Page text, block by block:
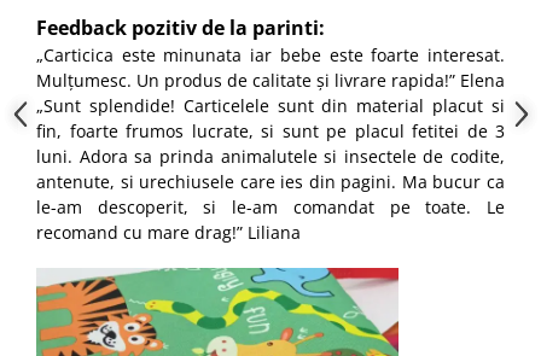
Feedback pozitiv de la parinti:
„Carticica este minunata iar bebe este foarte interesat.
Mulțumesc. Un produs de calitate și livrare rapida!” Elena
„Sunt splendide! Carticelele sunt din material placut si
fin, foarte frumos lucrate, si sunt pe placul fetitei de 3
luni. Adora sa prinda animalutele si insectele de codite,
antenute, si urechiusele care ies din pagini. Ma bucur ca
le-am descoperit, si le-am comandat pe toate. Le
recomand cu mare drag!” Liliana